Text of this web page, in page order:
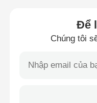
Tất cả các trường
Để
Chúng tôi